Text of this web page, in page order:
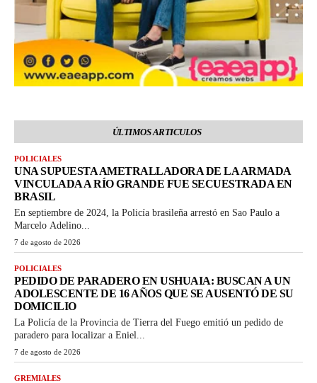
ÚLTIMOS ARTICULOS
POLICIALES
UNA SUPUESTA AMETRALLADORA DE LA ARMADA
VINCULADA A RÍO GRANDE FUE SECUESTRADA EN
BRASIL
En septiembre de 2024, la Policía brasileña arrestó en Sao Paulo a
Marcelo Adelino...
7 de agosto de 2026
POLICIALES
PEDIDO DE PARADERO EN USHUAIA: BUSCAN A UN
ADOLESCENTE DE 16 AÑOS QUE SE AUSENTÓ DE SU
DOMICILIO
La Policía de la Provincia de Tierra del Fuego emitió un pedido de
paradero para localizar a Eniel...
7 de agosto de 2026
GREMIALES